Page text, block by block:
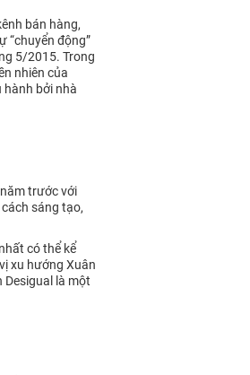
bán hàng,
“chuyển động”
5/2015. Trong
nhiên của
hành bởi nhà
trước với
sáng tạo,
có thể kể
xu hướng Xuân
Desigual là một